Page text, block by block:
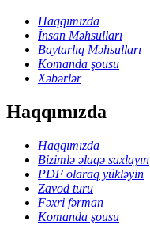
Haqqımızda
İnsan Məhsulları
Baytarlıq Məhsulları
Komanda şousu
Xəbərlər
Haqqımızda
Haqqımızda
Bizimlə əlaqə saxlayın
PDF olaraq yükləyin
Zavod turu
Fəxri fərman
Komanda şousu